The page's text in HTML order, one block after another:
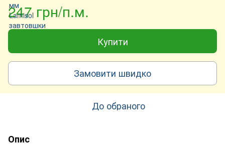
247 грн/п.м.
Купити
Замовити швидко
До обраного
Опис